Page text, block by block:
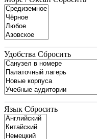
Удобства Сбросить
Язык Сбросить